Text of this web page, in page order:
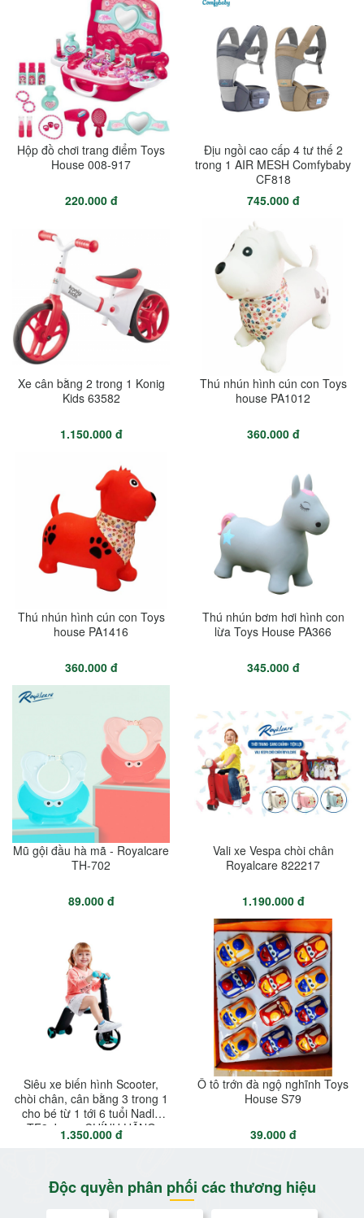
Hộp đồ chơi trang điểm Toys
House 008-917
220.000 đ
Địu ngồi cao cấp 4 tư thế 2
trong 1 AIR MESH Comfybaby
CF818
745.000 đ
Xe cân bằng 2 trong 1 Konig
Kids 63582
1.150.000 đ
Thú nhún hình cún con Toys
house PA1012
360.000 đ
Thú nhún hình cún con Toys
house PA1416
360.000 đ
Thú nhún bơm hơi hình con
lừa Toys House PA366
345.000 đ
Mũ gội đầu hà mã - Royalcare
TH-702
89.000 đ
Vali xe Vespa chòi chân
Royalcare 822217
1.190.000 đ
Siêu xe biến hình Scooter,
chòi chân, cân bằng 3 trong 1
cho bé từ 1 tới 6 tuổi Nadle
TF3 Joovy CHÍNH HÃNG
1.350.000 đ
Ô tô trớn đà ngộ nghĩnh Toys
House S79
39.000 đ
Độc quyền phân phối các thương hiệu